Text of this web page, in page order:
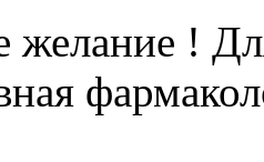
желание !